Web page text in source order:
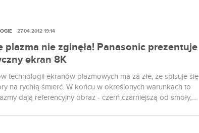
plazma nie zginęła! Panasonic prezentuje
ekran 8K
technologii ekranów plazmowych ma za złe, że spisuje się
na rychłą śmierć. W końcu w określonych warunkach to
dają referencyjny obraz - czerń czarniejszą od smoły,
Trudno się z tymi określeniami często nie zgodzić,
27.04.2012 19:14